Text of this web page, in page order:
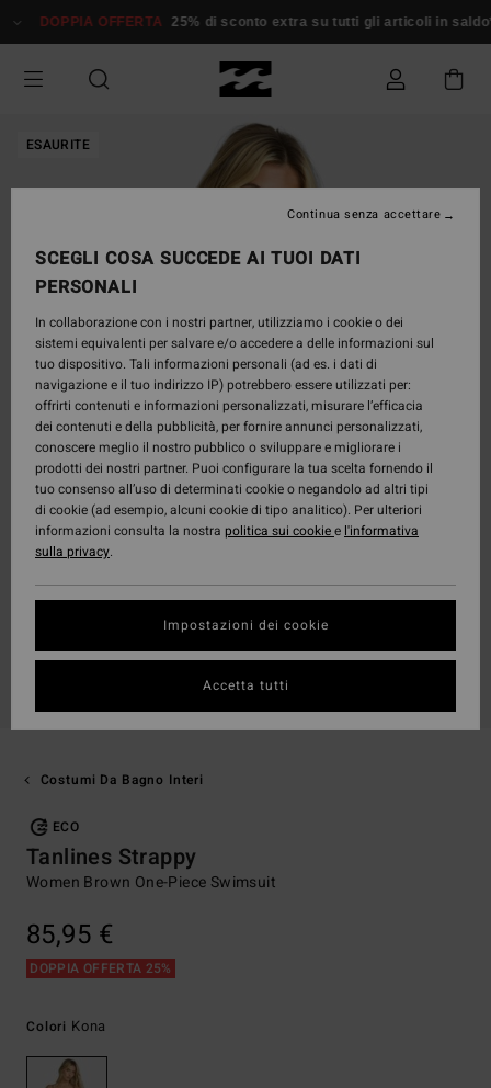
alle
prodotto
DOPPIA OFFERTA 25% di sconto extra su tutti gli articoli in saldo*
ESAURITE
Costumi Da Bagno Interi
ECO
Tanlines Strappy
Women Brown One-Piece Swimsuit
85,95 €
DOPPIA OFFERTA 25%
Colori Kona
SCEGLI COSA SUCCEDE AI TUOI DATI
PERSONALI
In collaborazione con i nostri partner, utilizziamo i cookie o dei
sistemi equivalenti per salvare e/o accedere a delle informazioni sul
tuo dispositivo. Tali informazioni personali (ad es. i dati di
navigazione e il tuo indirizzo IP) potrebbero essere utilizzati per:
offrirti contenuti e informazioni personalizzati, misurare l’efficacia
dei contenuti e della pubblicità, per fornire annunci personalizzati,
conoscere meglio il nostro pubblico o sviluppare e migliorare i
prodotti dei nostri partner. Puoi configurare la tua scelta fornendo il
tuo consenso all’uso di determinati cookie o negandolo ad altri tipi
di cookie (ad esempio, alcuni cookie di tipo analitico). Per ulteriori
informazioni consulta la nostra politica sui cookiee l'informativa
sulla privacy.
Impostazioni dei cookie
Continua senza accettare
Accetta tutti